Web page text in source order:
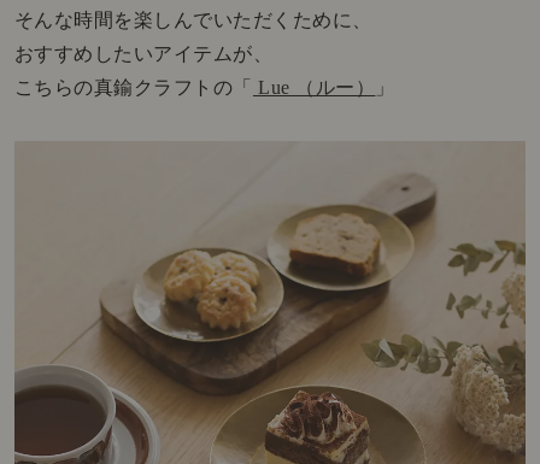
そんな時間を楽しんでいただくために、
おすすめしたいアイテムが、
こちらの真鍮クラフトの「
Lue （ルー） 」